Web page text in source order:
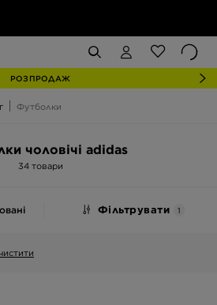
РОЗПРОДАЖ
Футболки
чоловічі adidas
34 товари
Фільтрувати 1